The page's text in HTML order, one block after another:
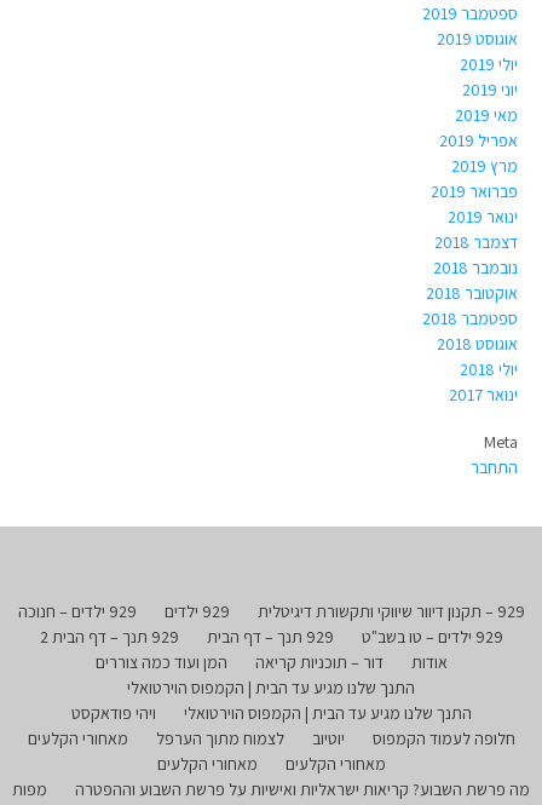
ספטמבר 2019
אוגוסט 2019
יולי 2019
יוני 2019
מאי 2019
אפריל 2019
מרץ 2019
פברואר 2019
ינואר 2019
דצמבר 2018
נובמבר 2018
אוקטובר 2018
ספטמבר 2018
אוגוסט 2018
יולי 2018
ינואר 2017
Meta
התחבר
929 – תקנון דיוור שיווקי ותקשורת דיגיטלית 929 ילדים
929 ילדים – חנוכה
929 ילדים – טו בשב"ט
929 תנך – דף הבית
929 תנך – דף הבית 2
אודות
דור – תוכניות קריאה
המן ועוד כמה צוררים
התנך שלנו מגיע עד הבית | הקמפוס הוירטואלי
התנך שלנו מגיע עד הבית | הקמפוס הוירטואלי
ויהי פודאקסט
חלופה לעמוד הקמפוס
יוטיוב לצמוח מתוך הערפל
מאחורי הקלעים
מאחורי הקלעים
מאחורי הקלעים
מה פרשת השבוע? קריאות ישראליות ואישיות על פרשת השבוע וההפטרה
מפות